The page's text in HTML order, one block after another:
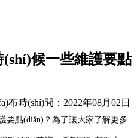
候一些維護要點
布時(shí)間：2022年08月02日
點(diǎn)？為了讓大家了解更多